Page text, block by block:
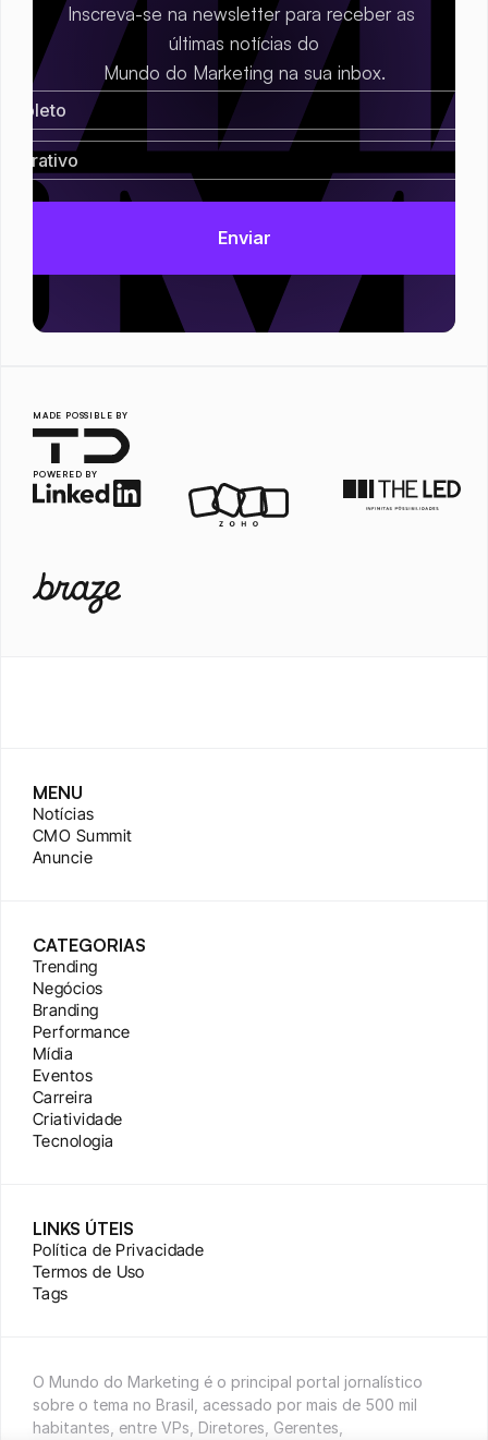
Inscreva-se na newsletter para receber as
últimas notícias do
Mundo do Marketing na sua inbox.
MADE POSSIBLE BY
POWERED BY
MENU
Notícias
CMO Summit
Anuncie
CATEGORIAS
Trending
Negócios
Branding
Performance
Mídia
Eventos
Carreira
Criatividade
Tecnologia
LINKS ÚTEIS
Política de Privacidade
Termos de Uso
Tags
O Mundo do Marketing é o principal portal jornalístico
sobre o tema no Brasil, acessado por mais de 500 mil
habitantes, entre VPs, Diretores, Gerentes,